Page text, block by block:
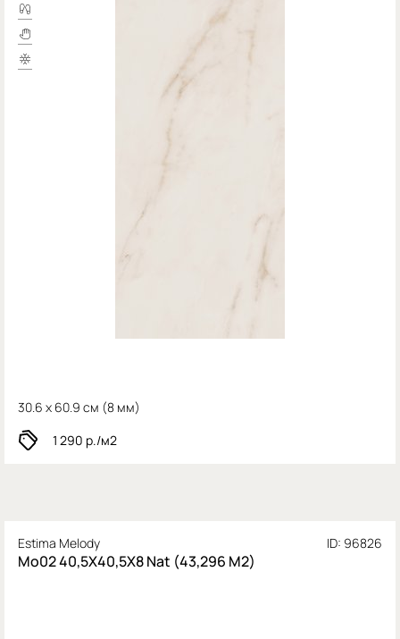
30.6 x 60.9 см (8 мм)
1 290 р./м2
Estima Melody ID: 96826
Mo02 40,5X40,5Х8 Nat (43,296 М2)